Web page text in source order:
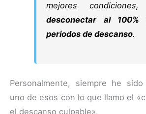
mejores condiciones,
desconectar al
periodos de descanso.
Personalmente, siempre he
uno de esos con lo que llamo el
el descanso culpable».